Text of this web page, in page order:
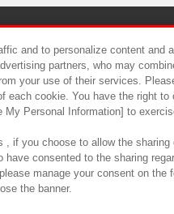
について カスタマーハラス
and to personalize content and
partners, who may
your use of their services.
each cookie. You have the right to
Personal Information] to
, if you choose to allow the sharing
have consented to the sharing
manage your consent on the
the banner.